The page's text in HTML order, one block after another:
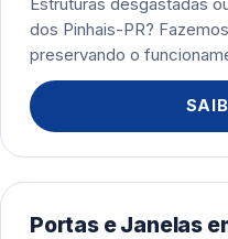
dos Pinhais-PR?
preservando o
Portas e Janelas